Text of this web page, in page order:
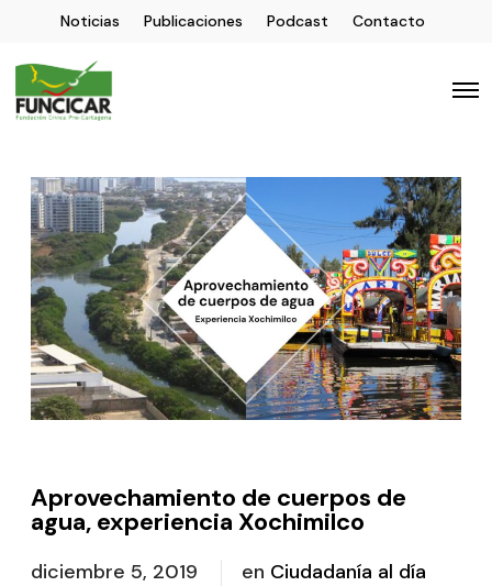
Noticias Publicaciones Podcast Contacto
Aprovechamiento de cuerpos de
agua, experiencia Xochimilco
diciembre 5, 2019 en Ciudadanía al día